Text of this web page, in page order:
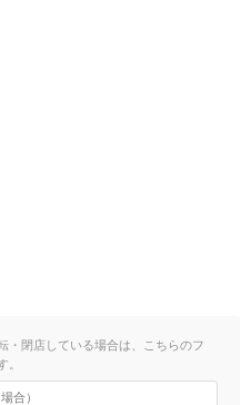
・閉店している場合は、こちらのフ